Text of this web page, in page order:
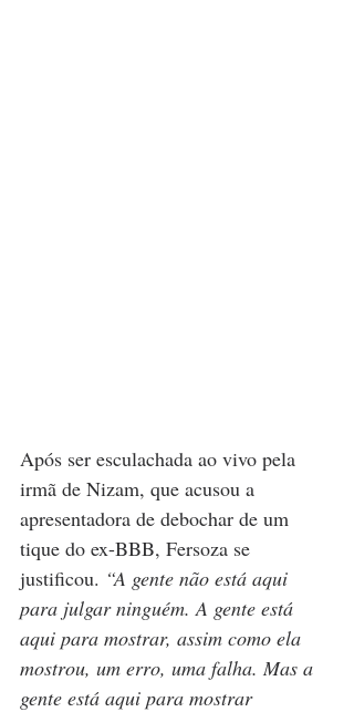
Após ser esculachada ao vivo pela
irmã de Nizam, que acusou a
apresentadora de debochar de um
tique do ex-BBB, Fersoza se
justificou. “A gente não está aqui
para julgar ninguém. A gente está
aqui para mostrar, assim como ela
mostrou, um erro, uma falha. Mas a
gente está aqui para mostrar